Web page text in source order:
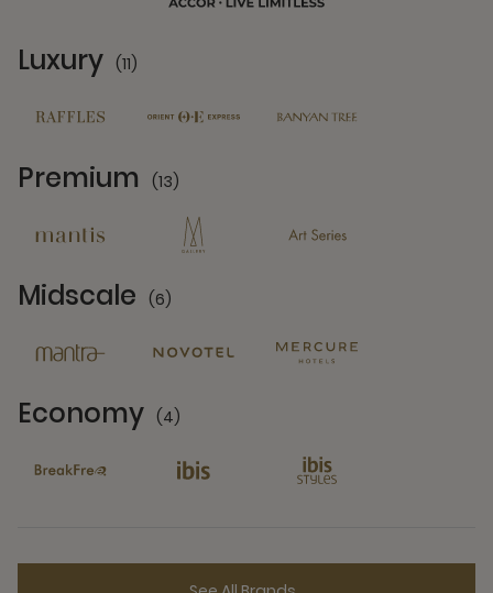
Luxury (11)
Premium (13)
Midscale (6)
Economy (4)